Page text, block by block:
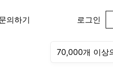
의하기 로그인